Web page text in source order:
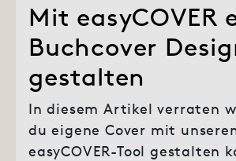
Mit easyCOVER
Buchcover
gestalten
In diesem Artikel verraten
du eigene Cover mit
easyCOVER-Tool gestalten